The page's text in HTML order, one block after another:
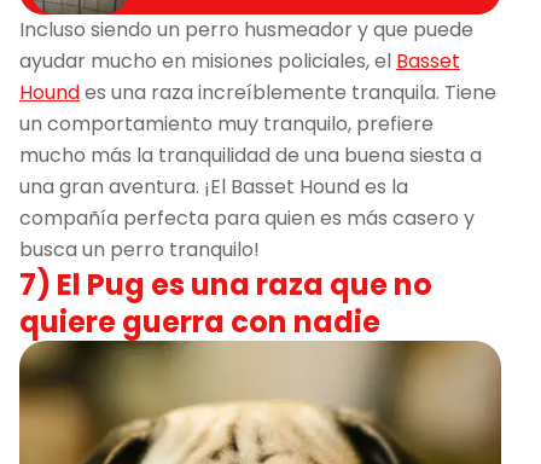
Incluso siendo un perro husmeador y que puede
ayudar mucho en misiones policiales, el Basset
Houndes una raza increíblemente tranquila. Tiene
un comportamiento muy tranquilo, prefiere
mucho más la tranquilidad de una buena siesta a
una gran aventura. ¡El Basset Hound es la
compañía perfecta para quien es más casero y
busca un perro tranquilo!
7) El Pug es una raza que no
quiere guerra con nadie